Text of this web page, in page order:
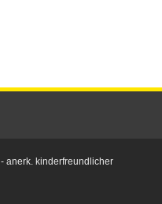
- anerk. kinderfreundlicher